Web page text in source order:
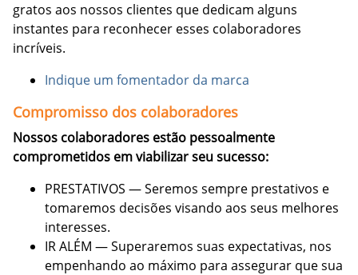
gratos aos nossos clientes que dedicam alguns
instantes para reconhecer esses colaboradores
incríveis.
Indique um fomentador da marca
Compromisso dos colaboradores
Nossos colaboradores estão pessoalmente
comprometidos em viabilizar seu sucesso:
PRESTATIVOS — Seremos sempre prestativos e
tomaremos decisões visando aos seus melhores
interesses.
IR ALÉM — Superaremos suas expectativas, nos
empenhando ao máximo para assegurar que sua